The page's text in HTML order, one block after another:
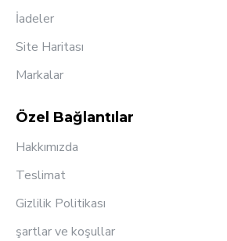
İadeler
Site Haritası
Markalar
Özel Bağlantılar
Hakkımızda
Teslimat
Gizlilik Politikası
şartlar ve koşullar